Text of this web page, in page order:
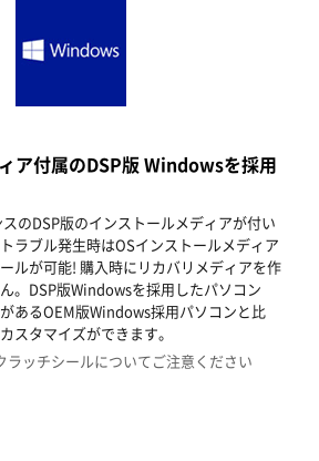
ア付属のDSP版 Windowsを採用
のDSP版のインストールメディアが付い
ラブル発生時はOSインストールメディア
ルが可能! 購入時にリカバリメディアを作
。DSP版Windowsを採用したパソコン
あるOEM版Windows採用パソコンと比
スタマイズができます。
ラッチシールについてご注意ください